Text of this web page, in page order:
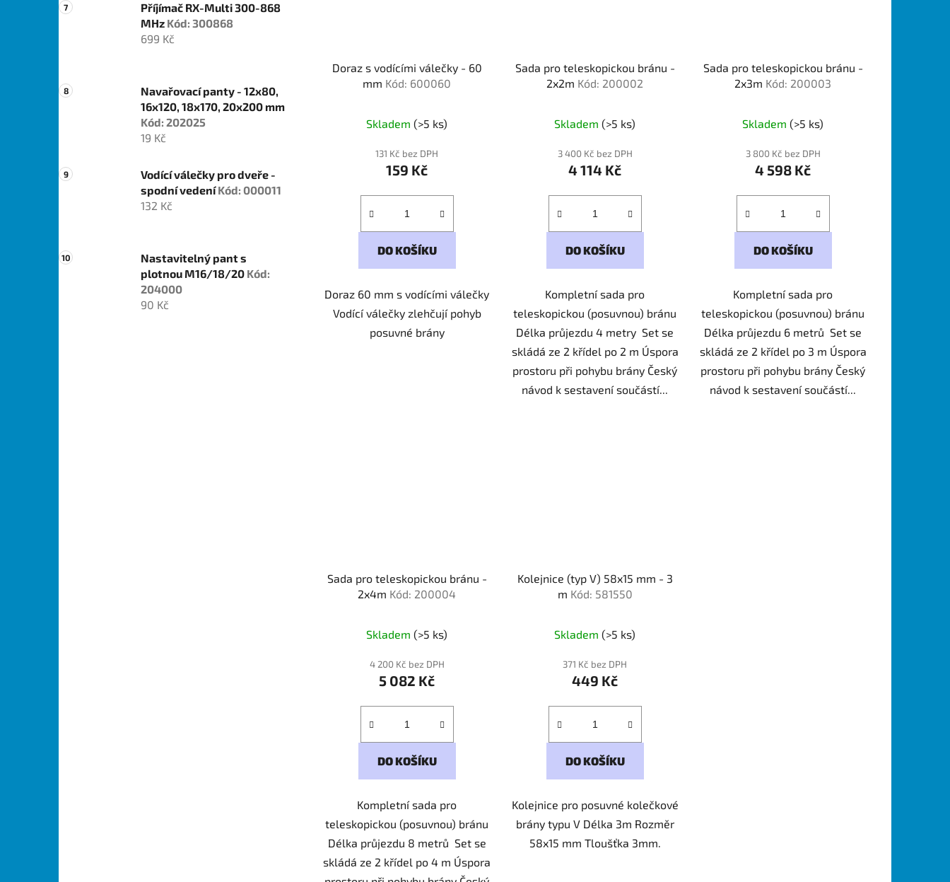
Příjímač RX-Multi 300-868
MHz Kód: 300868
699 Kč
Navařovací panty - 12x80,
16x120, 18x170, 20x200 mm
Kód: 202025
19 Kč
Vodící válečky pro dveře -
spodní vedeníKód: 000011
132 Kč
Nastavitelný pant s
plotnou M16/18/20 Kód:
204000
90 Kč
Doraz s vodícími válečky - 60
mm Kód: 600060
Skladem(>5 ks)
131 Kč bez DPH
159 Kč
DO KOŠÍKU
Doraz 60 mm s vodícími válečky
Vodící válečky zlehčují pohyb
posuvné brány
Sada pro teleskopickou bránu -
2x2m Kód: 200002
Skladem(>5 ks)
3 400 Kč bez DPH
4 114 Kč
DO KOŠÍKU
Kompletní sada pro
teleskopickou (posuvnou) bránu
Délka průjezdu 4 metry Set se
skládá ze 2 křídel po 2 m Úspora
prostoru při pohybu brány Český
návod k sestavení součástí...
Sada pro teleskopickou bránu -
2x3m Kód: 200003
Skladem(>5 ks)
3 800 Kč bez DPH
4 598 Kč
DO KOŠÍKU
Kompletní sada pro
teleskopickou (posuvnou) bránu
Délka průjezdu 6 metrů Set se
skládá ze 2 křídel po 3 m Úspora
prostoru při pohybu brány Český
návod k sestavení součástí...
Sada pro teleskopickou bránu -
2x4m Kód: 200004
Skladem(>5 ks)
4 200 Kč bez DPH
5 082 Kč
DO KOŠÍKU
Kompletní sada pro
teleskopickou (posuvnou) bránu
Délka průjezdu 8 metrů Set se
skládá ze 2 křídel po 4 m Úspora
Kolejnice (typ V) 58x15 mm - 3
m Kód: 581550
Skladem(>5 ks)
371 Kč bez DPH
449 Kč
DO KOŠÍKU
Kolejnice pro posuvné kolečkové
brány typu V Délka 3m Rozměr
58x15 mm Tloušťka 3mm.